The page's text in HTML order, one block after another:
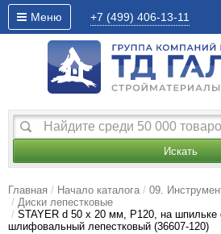
Меню +7 (499) 406-13-11
Искать
Главная Начало каталога 09.
Диски лепестковые
STAYER d 50 x 20 мм, P120, на шпильке
шлифовальный лепестковый (36607-120)